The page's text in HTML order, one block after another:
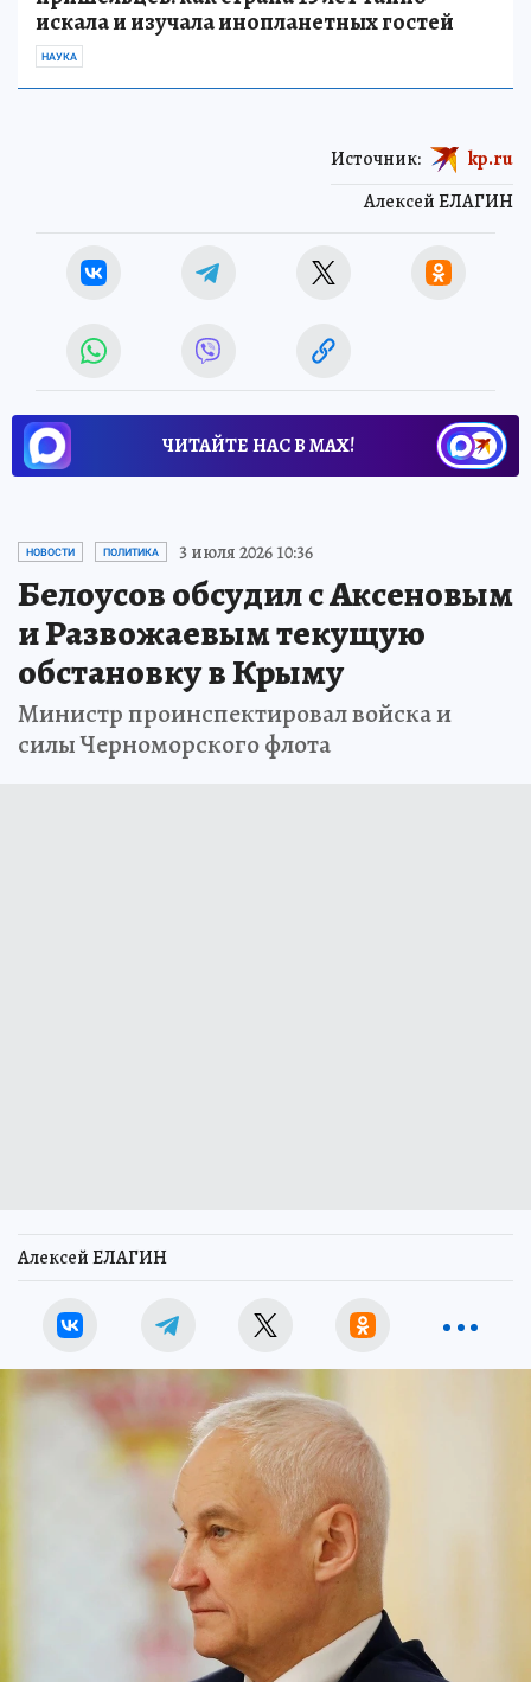
искала и изучала инопланетных гостей
НАУКА
Алексей ЕЛАГИН
Источник: kp.ru
ЧИТАЙТЕ НАС В МАХ!
НОВОСТИ ПОЛИТИКА 3 июля 2026 10:36
Белоусов обсудил с Аксеновым
и Развожаевым текущую
обстановку в Крыму
Министр проинспектировал войска и
силы Черноморского флота
Алексей ЕЛАГИН